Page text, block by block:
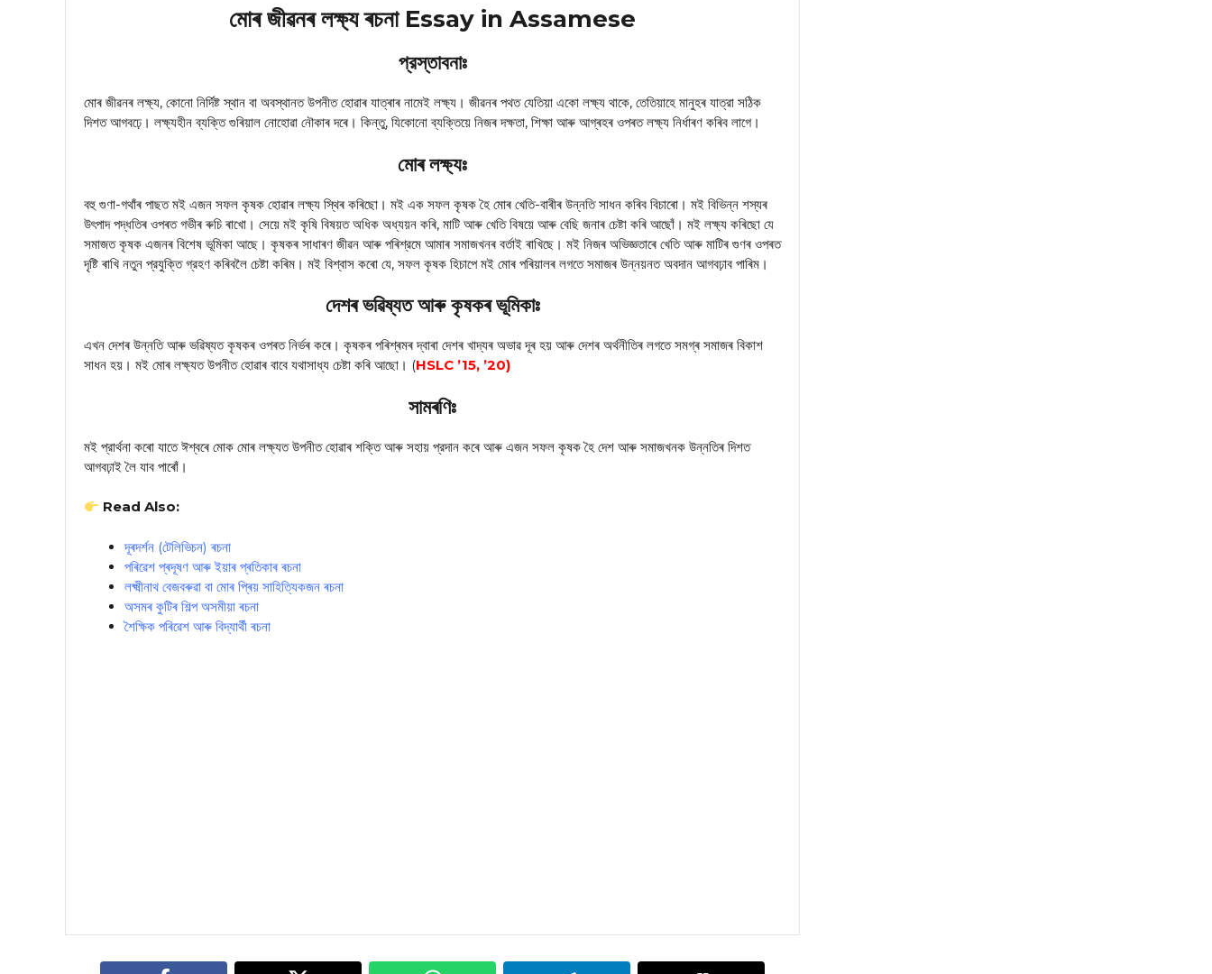
মোৰ জীৱনৰ লক্ষ্য ৰচনা Essay in Assamese
প্রস্তাবনাঃ
মোৰ জীৱনৰ লক্ষ্য, কোনো নির্দিষ্ট স্থান বা অবস্থানত উপনীত হোৱাৰ যাত্ৰাৰ নামেই লক্ষ্য। জীৱনৰ পথত যেতিয়া একো লক্ষ্য থাকে, তেতিয়াহে মানুহৰ যাত্রা সঠিক
দিশত আগবঢ়ে। লক্ষ্যহীন ব্যক্তি গুৰিয়াল নোহোৱা নৌকাৰ দৰে। কিন্তু, যিকোনো ব্যক্তিয়ে নিজৰ দক্ষতা, শিক্ষা আৰু আগ্ৰহৰ ওপৰত লক্ষ্য নির্ধাৰণ কৰিব লাগে।
মোৰ লক্ষ্যঃ
বহু গুণা-গথাঁৰ পাছত মই এজন সফল কৃষক হোৱাৰ লক্ষ্য স্থিৰ কৰিছো। মই এক সফল কৃষক হৈ মোৰ খেতি-বাৰীৰ উন্নতি সাধন কৰিব বিচাৰো। মই বিভিন্ন শস্যৰ
উৎপাদ পদ্ধতিৰ ওপৰত গভীৰ ৰুচি ৰাখো। সেয়ে মই কৃষি বিষয়ত অধিক অধ্যয়ন কৰি, মাটি আৰু খেতি বিষয়ে আৰু বেছি জনাৰ চেষ্টা কৰি আছোঁ। মই লক্ষ্য কৰিছো যে
সমাজত কৃষক এজনৰ বিশেষ ভূমিকা আছে। কৃষকৰ সাধাৰণ জীৱন আৰু পৰিশ্রমে আমাৰ সমাজখনৰ বৰ্তাই ৰাখিছে। মই নিজৰ অভিজ্ঞতাৰে খেতি আৰু মাটিৰ গুণৰ ওপৰত
দৃষ্টি ৰাখি নতুন প্রযুক্তি গ্রহণ কৰিবলৈ চেষ্টা কৰিম। মই বিশ্বাস কৰো যে, সফল কৃষক হিচাপে মই মোৰ পৰিয়ালৰ লগতে সমাজৰ উন্নয়নত অবদান আগবঢ়াব পাৰিম।
দেশৰ ভৱিষ্যত আৰু কৃষকৰ ভূমিকাঃ
এখন দেশৰ উন্নতি আৰু ভৱিষ্যত কৃষকৰ ওপৰত নিৰ্ভৰ কৰে। কৃষকৰ পৰিশ্ৰমৰ দ্বাৰা দেশৰ খাদ্যৰ অভাৱ দূৰ হয় আৰু দেশৰ অৰ্থনীতিৰ লগতে সমগ্ৰ সমাজৰ বিকাশ
সাধন হয়। মই মোৰ লক্ষ্যত উপনীত হোৱাৰ বাবে যথাসাধ্য চেষ্টা কৰি আছো। (HSLC ’15, ’20)
সামৰণিঃ
মই প্রার্থনা কৰো যাতে ঈশ্বৰে মোক মোৰ লক্ষ্যত উপনীত হোৱাৰ শক্তি আৰু সহায় প্রদান কৰে আৰু এজন সফল কৃষক হৈ দেশ আৰু সমাজখনক উন্নতিৰ দিশত
আগবঢ়াই লৈ যাব পাৰোঁ।
Read Also:
দূৰদৰ্শন (টেলিভিচন) ৰচনা
পৰিৱেশ প্ৰদূষণ আৰু ইয়াৰ প্ৰতিকাৰ ৰচনা
লক্ষ্মীনাথ বেজবৰুৱা বা মোৰ প্ৰিয় সাহিত্যিকজন ৰচনা
অসমৰ কুটিৰ শিল্প অসমীয়া ৰচনা
শৈক্ষিক পৰিৱেশ আৰু বিদ্যার্থী ৰচনা